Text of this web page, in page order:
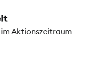
Aktionszeitraum